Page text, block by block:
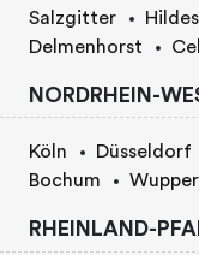
Salzgitter
Delmenhorst
NORDRHEIN-
Köln Düsseldorf
Bochum
RHEINLAND-